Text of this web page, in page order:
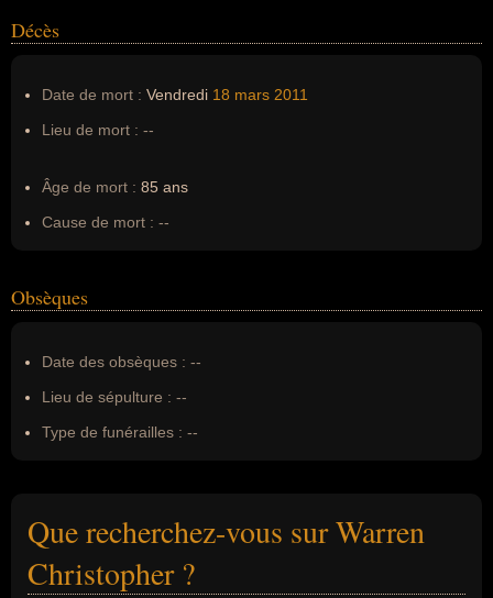
Décès
Date de mort : Vendredi 18 mars 2011
Lieu de mort : --
Âge de mort : 85 ans
Cause de mort : --
Obsèques
Date des obsèques : --
Lieu de sépulture : --
Type de funérailles : --
Que recherchez-vous sur Warren
Christopher ?